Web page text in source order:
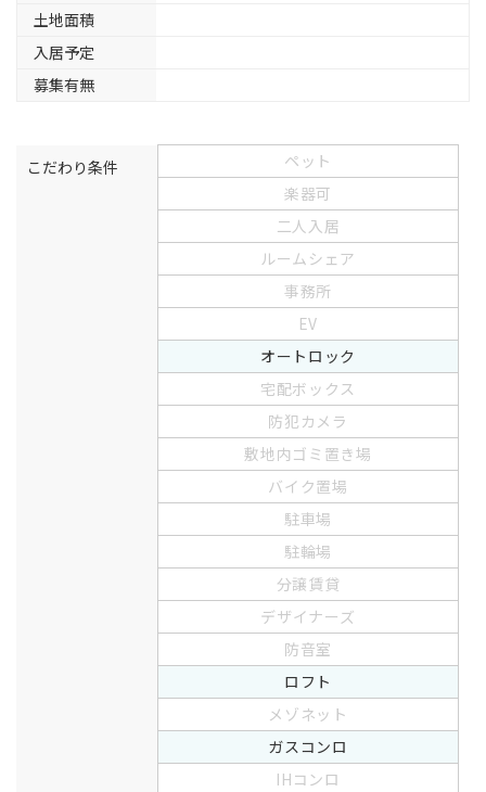
土地面積
入居予定
募集有無
こだわり条件
ペット
楽器可
二人入居
ルームシェア
事務所
EV
オートロック
宅配ボックス
防犯カメラ
敷地内ゴミ置き場
バイク置場
駐車場
駐輪場
分譲賃貸
デザイナーズ
防音室
ロフト
メゾネット
ガスコンロ
IHコンロ